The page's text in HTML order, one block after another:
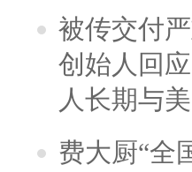
被传交付
创始人回
人长期与
费大厨“全